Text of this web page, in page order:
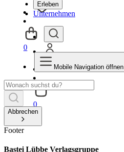
Erleben
Unternehmen
0
0
Mobile Navigation öffnen
Abbrechen
Footer
Bastei Lübbe Verlagsgruppe